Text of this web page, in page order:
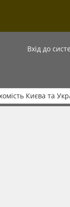
Вхід до